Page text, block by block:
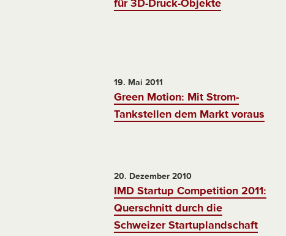
für 3D-Druck-Objekte
19. Mai 2011
Green Motion: Mit Strom-
Tankstellen dem Markt voraus
20. Dezember 2010
IMD Startup Competition 2011:
Querschnitt durch die
Schweizer Startuplandschaft